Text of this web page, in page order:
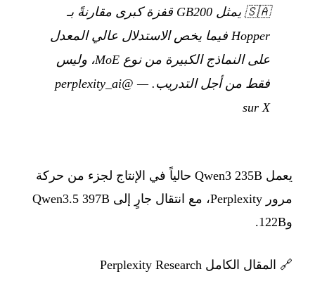
🇸🇦
يمثل GB200 قفزة كبرى مقارنةً بـ
Hopper فيما يخص الاستدلال عالي المعدل
على النماذج الكبيرة من نوع MoE، وليس
فقط من أجل التدريب. —
@perplexity_ai
sur X
يعمل Qwen3 235B حالياً في الإنتاج لجزء من حركة
مرور Perplexity، مع انتقال جارٍ إلى Qwen3.5 397B
و122B.
🔗 المقال الكامل Perplexity Research